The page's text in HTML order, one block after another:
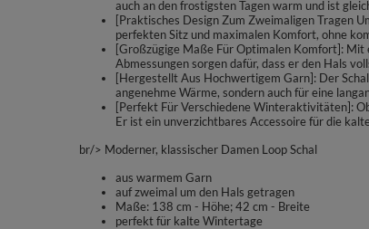
auch an den frostigsten Tagen warm und ist
[Praktisches Design Zum Zweimaligen Tragen
perfekten Sitz und maximalen Komfort, ohne
[Großzügige Maße Für Optimalen Komfort]: Mit
Abmessungen sorgen dafür, dass er den Hals
[Hergestellt Aus Hochwertigem Garn]: Der
angenehme Wärme, sondern auch für eine
[Perfekt Für Verschiedene Winteraktivitäten]:
Er ist ein unverzichtbares Accessoire für die
br/> Moderner, klassischer Damen Loop Schal
aus warmem Garn
auf zweimal um den Hals getragen
Maße: 138 cm - Höhe; 42 cm - Breite
perfekt für kalte Wintertage